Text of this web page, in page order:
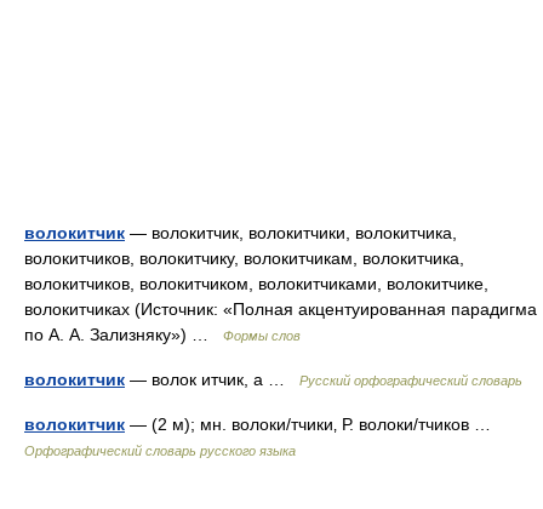
волокитчик — волокитчик, волокитчики, волокитчика,
волокитчиков, волокитчику, волокитчикам, волокитчика,
волокитчиков, волокитчиком, волокитчиками, волокитчике,
волокитчиках (Источник: «Полная акцентуированная парадигма
по А. А. Зализняку») …
Формы слов
волокитчик — волок итчик, а … Русский орфографический словарь
волокитчик — (2 м); мн. волоки/тчики‚ Р. волоки/тчиков …
Орфографический словарь русского языка